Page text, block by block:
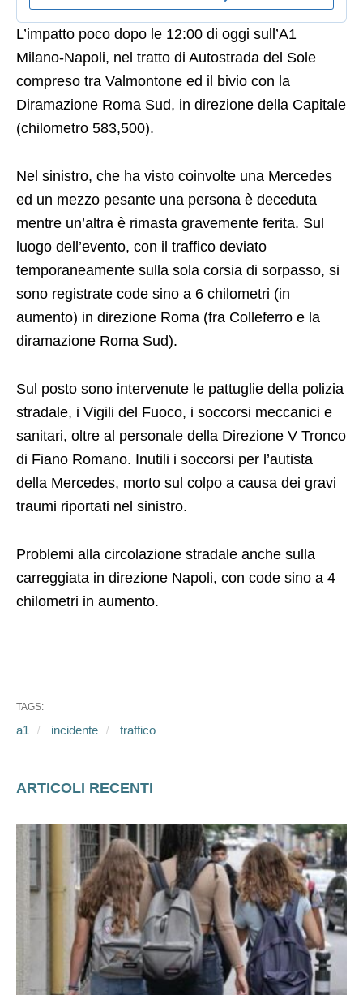
L’impatto poco dopo le 12:00 di oggi sull’A1
Milano-Napoli, nel tratto di Autostrada del Sole
compreso tra Valmontone ed il bivio con la
Diramazione Roma Sud, in direzione della Capitale
(chilometro 583,500).
Nel sinistro, che ha visto coinvolte una Mercedes
ed un mezzo pesante una persona è deceduta
mentre un’altra è rimasta gravemente ferita. Sul
luogo dell’evento, con il traffico deviato
temporaneamente sulla sola corsia di sorpasso, si
sono registrate code sino a 6 chilometri (in
aumento) in direzione Roma (fra Colleferro e la
diramazione Roma Sud).
Sul posto sono intervenute le pattuglie della polizia
stradale, i Vigili del Fuoco, i soccorsi meccanici e
sanitari, oltre al personale della Direzione V Tronco
di Fiano Romano. Inutili i soccorsi per l’autista
della Mercedes, morto sul colpo a causa dei gravi
traumi riportati nel sinistro.
Problemi alla circolazione stradale anche sulla
carreggiata in direzione Napoli, con code sino a 4
chilometri in aumento.
TAGS:
a1 incidente traffico
ARTICOLI RECENTI